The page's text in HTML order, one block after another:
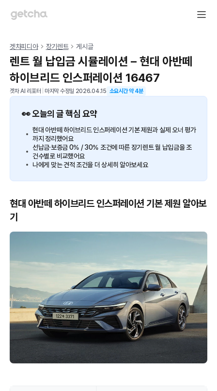
겟차피디아 장기렌트 게시글
렌트 월 납입금 시뮬레이션 – 현대 아반떼
하이브리드 인스퍼레이션 16467
겟차 AI 리포터 마지막 수정일 2026.04.15 소요시간 약4분
👀 오늘의 글 핵심 요약
현대 아반떼 하이브리드 인스퍼레이션 기본 제원과 실제 오너 평가
까지 정리했어요
선납금·보증금 0% / 30% 조건에 따른 장기렌트 월 납입금을 조
건수별로 비교했어요
나에게 맞는 견적 조건을 더 상세히 알아보세요
현대 아반떼 하이브리드 인스퍼레이션 기본 제원 알아보
기